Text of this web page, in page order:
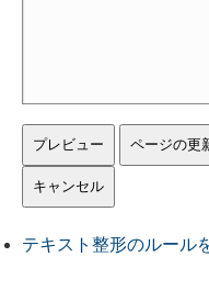
テキスト整形のルール